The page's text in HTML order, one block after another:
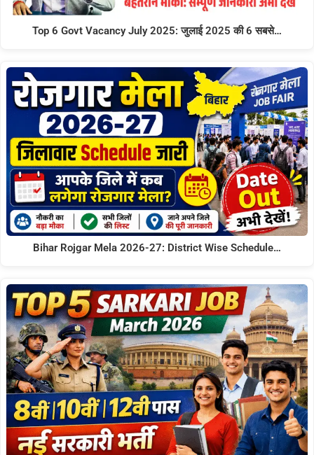
Top 6 Govt Vacancy July 2025: जुलाई 2025 की 6 सबसे…
Bihar Rojgar Mela 2026-27: District Wise Schedule…